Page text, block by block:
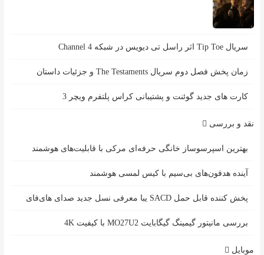
سریال Tip Toe اثر راسل تی دیویس در شبکه Channel 4
زمان پخش فصل دوم سریال The Testaments و جزئیات داستان
کارت های جدید گوئنت و پشتیبانی کراس پلتفرم ویچر 3
نقد و بررسی
بهترین اسپرسوساز خانگی حرفه‌ای مرکی با قابلیت‌های هوشمند
آینده هدفون‌های بی‌سیم با کیس لمسی هوشمند
پخش کننده قابل حمل SACD یبا معرفی نسل جدید صدای های‌فای
بررسی مانیتور گیمینگ گیگابایت MO27U2 با کیفیت 4K
موبایل